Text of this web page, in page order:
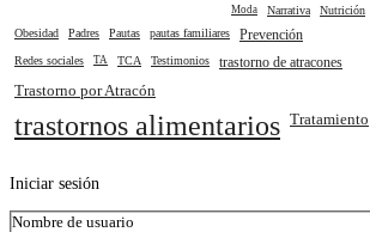
Moda Narrativa
Nutrición
Obesidad
Padres Pautas pautas familiares Prevención
Redes sociales TA TCA Testimonios trastorno de atracones
Trastorno por Atracón
trastornos alimentarios Tratamiento
Iniciar sesión
Nombre de usuario